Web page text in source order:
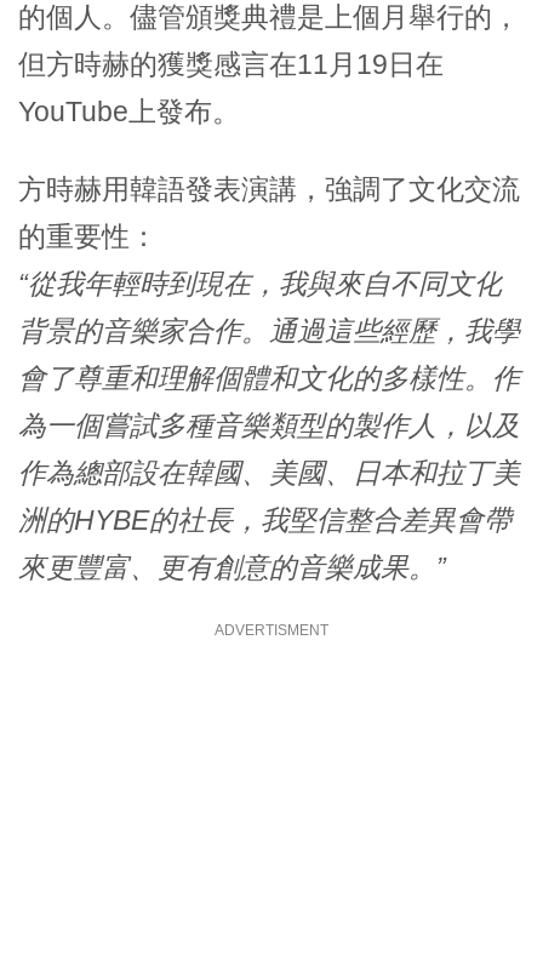
的個人。儘管頒獎典禮是上個月舉行的，
但方時赫的獲獎感言在11月19日在
YouTube上發布。
方時赫用韓語發表演講，強調了文化交流
的重要性：
“從我年輕時到現在，我與來自不同文化
背景的音樂家合作。通過這些經歷，我學
會了尊重和理解個體和文化的多樣性。作
為一個嘗試多種音樂類型的製作人，以及
作為總部設在韓國、美國、日本和拉丁美
洲的HYBE的社長，我堅信整合差異會帶
來更豐富、更有創意的音樂成果。”
ADVERTISMENT